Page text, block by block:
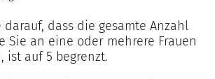
dass die gesamte Anzahl
Sie an eine oder mehrere Frauen
ist auf5 begrenzt.